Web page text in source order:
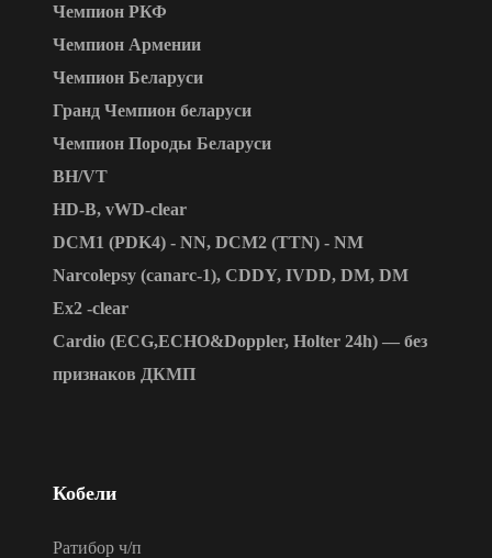
Чемпион РКФ
Чемпион Армении
Чемпион Беларуси
Гранд Чемпион беларуси
Чемпион Породы Беларуси
BH/VT
HD-B, vWD-clear
DCM1 (PDK4) - NN, DCM2 (TTN) - NM
Narcolepsy (canarc-1), CDDY, IVDD, DM, DM
Ex2 -clear
Cardio (ECG,ECHO&Doppler, Holter 24h) — без
признаков ДКМП
Кобели
Ратибор ч/п